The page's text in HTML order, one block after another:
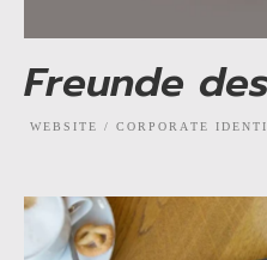
Freunde
WEBSITE / CORPORATE